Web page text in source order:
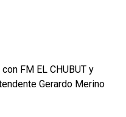
FM EL CHUBUT y
Gerardo Merino